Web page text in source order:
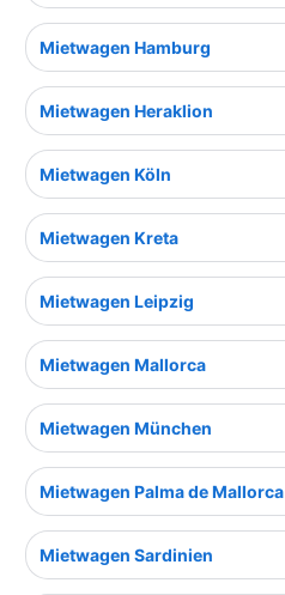
Mietwagen Hamburg
Mietwagen Heraklion
Mietwagen Köln
Mietwagen Kreta
Mietwagen Leipzig
Mietwagen Mallorca
Mietwagen München
Mietwagen Palma de Mallorca
Mietwagen Sardinien